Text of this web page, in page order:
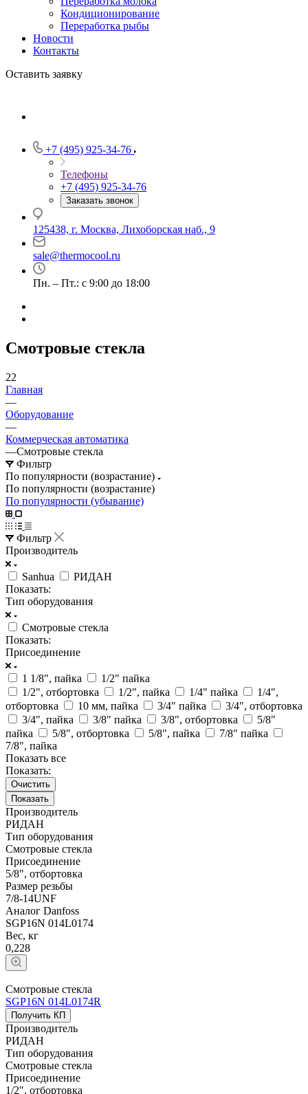
Кондиционирование
Переработка рыбы
Новости
Контакты
Оставить заявку
+7 (495) 925-34-76
Телефоны
+7 (495) 925-34-76
Заказать звонок
125438, г. Москва, Лихоборская наб., 9
sale@thermocool.ru
Пн. – Пт.: с 9:00 до 18:00
Смотровые стекла
22
Главная
—
Оборудование
—
Коммерческая автоматика
—Смотровые стекла
Фильтр
По популярности (возрастание)
По популярности (возрастание)
По популярности (убывание)
Фильтр
Производитель
Sanhua
РИДАН
Показать:
Тип оборудования
Смотровые стекла
Показать:
Присоединение
1 1/8", пайка
1/2" пайка
1/2", отбортовка
1/2", пайка 1/4" пайка
1/4",
отбортовка
10 мм, пайка 3/4" пайка
3/4", отбортовка
3/4", пайка
3/8" пайка 3/8", отбортовка
5/8"
пайка
5/8", отбортовка 5/8", пайка
7/8" пайка
7/8", пайка
Показать все
Показать:
Очистить
Производитель
РИДАН
Тип оборудования
Смотровые стекла
Присоединение
5/8", отбортовка
Размер резьбы
7/8-14UNF
Аналог Danfoss
SGP16N 014L0174
Вес, кг
0,228
Смотровые стекла
SGP16N 014L0174R
Получить КП
Производитель
РИДАН
Тип оборудования
Смотровые стекла
Присоединение
1/2", отбортовка